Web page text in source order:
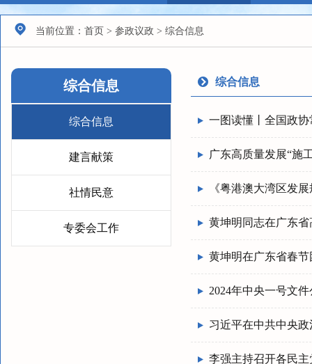
当前位置：首页 > 参政议政 > 综合信息
综合信息
综合信息
建言献策
社情民意
专委会工作
综合信息
一图读懂丨全国政
广东高质量发展“施
《粤港澳大湾区发
黄坤明同志在广东
黄坤明在广东省春
2024年中央一号文
习近平在中共中央
李强主持召开各民